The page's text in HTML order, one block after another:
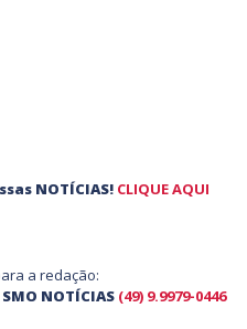
NOTÍCIAS! CLIQUE AQUI
a redação:
NOTÍCIAS (49) 9.9979-0446